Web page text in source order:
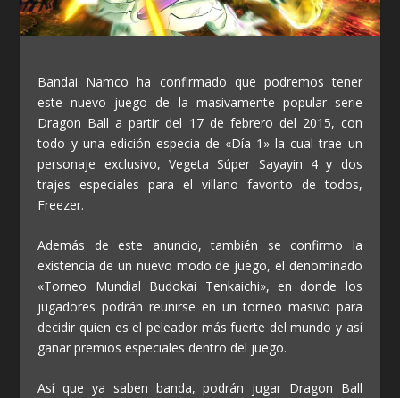
Bandai Namco ha confirmado que podremos tener
este nuevo juego de la masivamente popular serie
Dragon Ball a partir del 17 de febrero del 2015, con
todo y una edición especia de «Día 1» la cual trae un
personaje exclusivo, Vegeta Súper Sayayin 4 y dos
trajes especiales para el villano favorito de todos,
Freezer.
Además de este anuncio, también se confirmo la
existencia de un nuevo modo de juego, el denominado
«Torneo Mundial Budokai Tenkaichi», en donde los
jugadores podrán reunirse en un torneo masivo para
decidir quien es el peleador más fuerte del mundo y así
ganar premios especiales dentro del juego.
Así que ya saben banda, podrán jugar Dragon Ball